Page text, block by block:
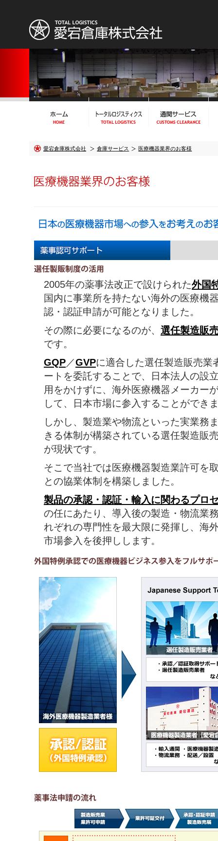
愛宕倉庫株式会社 倉庫サービス 医療機器業界のお客様
2005年の薬事法改正で設けられた外国
国内に事業所を持たない海外の医療機
認・認証申請が可能となりました。
その際に必要になるのが、 選任製造販
です。
GQP／GVPに適合した選任製造販売業
ートを委託することで、日本法人の設
用をかけずに、海外医療機器メーカー
して、日本市場に参入することができ
しかし、製造業や物流といった実業務
きる体制が構築されている選任製造販
が現状です。
そこで当社では医療機器製造業許可を
との協業体制を構築しました。
製品の承認・認証・輸入に関わるプロ
の任にあたり、導入後の製造・物流業
れぞれの専門性を最大限に発揮し、海
市場参入を後押しします。